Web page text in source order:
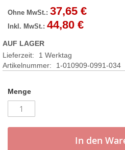
37,65 €
44,80 €
AUF LAGER
Lieferzeit:
1 Werktag
Artikelnummer
1-010909-0991-034
Menge
In den